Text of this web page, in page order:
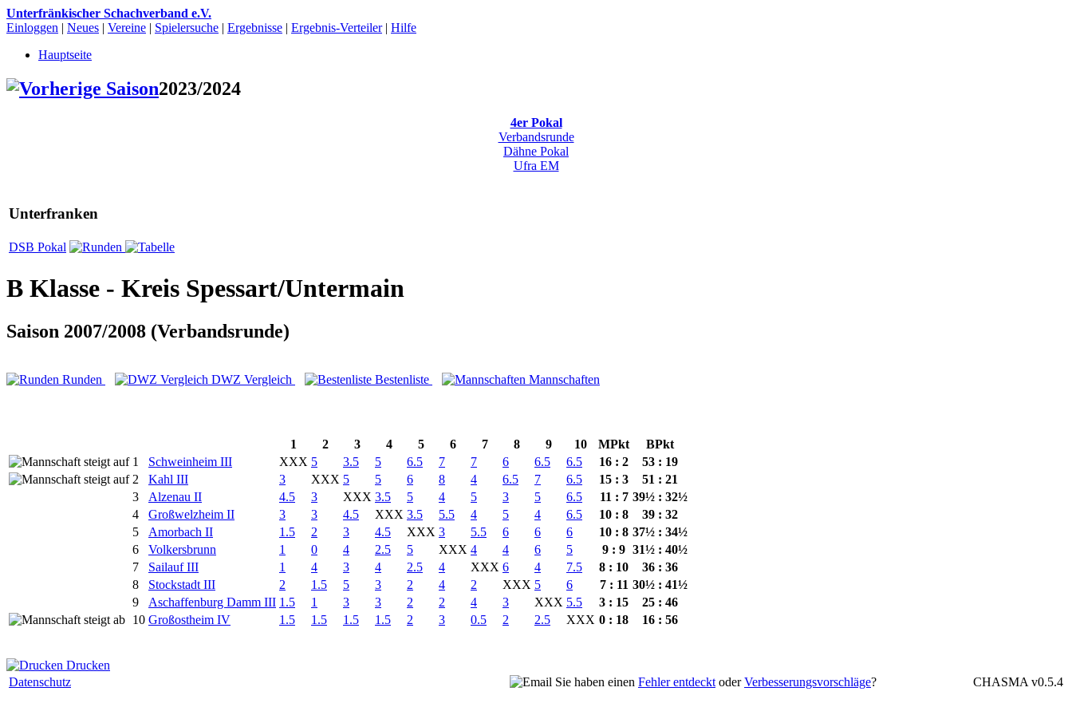
Unterfränkischer Schachverband e.V.
Einloggen | Neues | Vereine | Spielersuche | Ergebnisse | Ergebnis-Verteiler| Hilfe
Hauptseite
2023/2024
4er Pokal
Verbandsrunde
Dähne Pokal
Ufra EM
Unterfranken
DSB Pokal
B Klasse - Kreis Spessart/Untermain
Saison 2007/2008 (Verbandsrunde)
Runden DWZ Vergleich Bestenliste Mannschaften
1 2 3 4 5 6 7 8 9 10 MPkt
BPkt
1
Schweinheim III XXX 5 3.5 5 6.5 7 7 6 6.5 6.5 16 : 2
53 : 19
2
Kahl III 3 XXX 5 5 6 8 4 6.5 7 6.5 15 : 3
51 : 21
3
Alzenau II 4.5 3 XXX 3.5 5 4 5 3 5 6.5 11 : 7 39½ : 32½
4
Großwelzheim II 3 3 4.5 XXX 3.5 5.5 4 5 4 6.5 10 : 8
39 : 32
5
Amorbach II 1.5 2 3 4.5 XXX 3 5.5 6 6 6 10 : 8 37½ : 34½
6
Volkersbrunn 1 0 4 2.5 5 XXX 4 4 6 5 9 : 9 31½ : 40½
7
Sailauf III 1 4 3 4 2.5 4 XXX 6 4 7.5 8 : 10
36 : 36
8
Stockstadt III 2 1.5 5 3 2 4 2 XXX 5 6 7 : 11 30½ : 41½
9
Aschaffenburg Damm III 1.5 1 3 3 2 2 4 3 XXX 5.5 3 : 15
25 : 46
10 Großostheim IV 1.5 1.5 1.5 1.5 2 3 0.5 2 2.5 XXX 0 : 18 16 : 56
Drucken
Datenschutz
Sie haben einen Fehler entdeckt oderVerbesserungsvorschläge? CHASMA v0.5.4